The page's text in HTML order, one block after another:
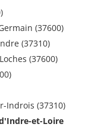
(37600)
(37310)
(37600)
Indrois (37310)
et-Loire